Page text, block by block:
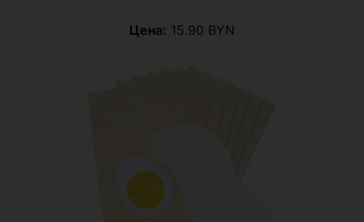
Цена: 15.90 BYN